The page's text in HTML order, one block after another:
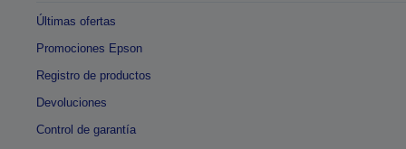
Últimas ofertas
Promociones Epson
Registro de productos
Devoluciones
Control de garantía